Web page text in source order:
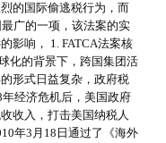
的国际偷逃税行为，而
广的一项，该法案的实
影响， 1. FATCA法案核
化的背景下，跨国集团活
形式日益复杂，政府税
经济危机后，美国政府
收入，打击美国纳税人
年3月18日通过了《海外